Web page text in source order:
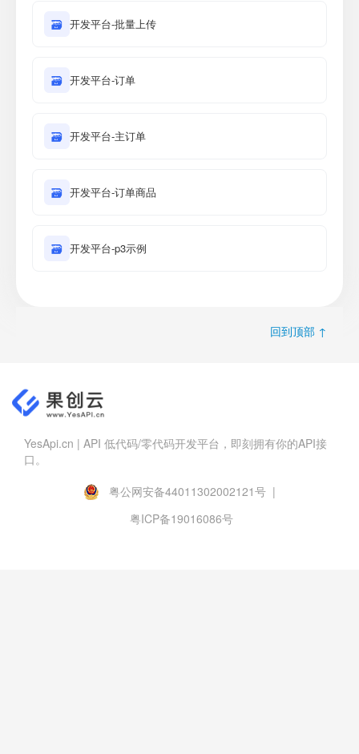
🗃 开发平台-批量上传
🗃 开发平台-订单
🗃 开发平台-主订单
🗃 开发平台-订单商品
🗃 开发平台-p3示例
回到顶部 ↑
YesApi.cn | API 低代码/零代码开发平台，即刻拥有你的API接
口。
粤公网安备44011302002121号 |
粤ICP备19016086号